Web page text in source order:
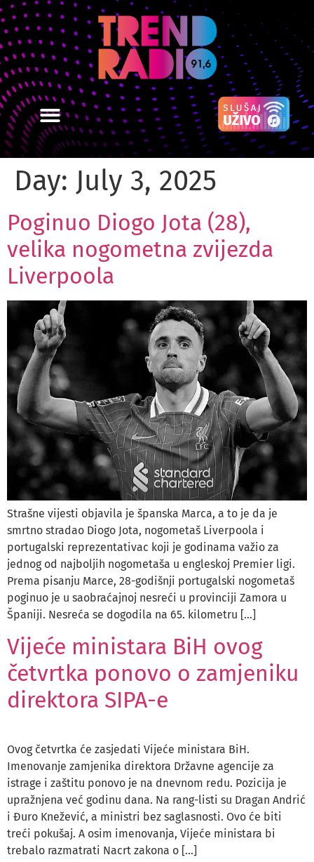
Day: July 3, 2025
Poginuo Diogo Jota (28),
velika nogometna zvijezda
Liverpoola
Strašne vijesti objavila je španska Marca, a to je da je
smrtno stradao Diogo Jota, nogometaš Liverpoola i
portugalski reprezentativac koji je godinama važio za
jednog od najboljih nogometaša u engleskoj Premier ligi.
Prema pisanju Marce, 28-godišnji portugalski nogometaš
poginuo je u saobraćajnoj nesreći u provinciji Zamora u
Španiji. Nesreća se dogodila na 65. kilometru […]
Vijeće ministara BiH ovog
četvrtka ponovo o zamjeniku
direktora SIPA-e
Ovog četvrtka će zasjedati Vijeće ministara BiH.
Imenovanje zamjenika direktora Državne agencije za
istrage i zaštitu ponovo je na dnevnom redu. Pozicija je
upražnjena već godinu dana. Na rang-listi su Dragan Andrić
i Đuro Knežević, a ministri bez saglasnosti. Ovo će biti
treći pokušaj. A osim imenovanja, Vijeće ministara bi
trebalo razmatrati Nacrt zakona o […]